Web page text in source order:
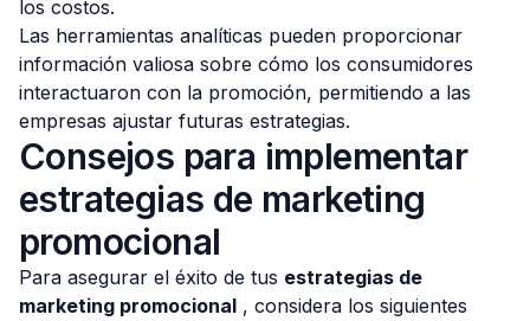
los costos.
Las herramientas analíticas pueden proporcionar
información valiosa sobre cómo los consumidores
interactuaron con la promoción, permitiendo a las
empresas ajustar futuras estrategias.
Consejos para implementar
estrategias de marketing
promocional
Para asegurar el éxito de tus estrategias de
marketing promocional , considera los siguientes